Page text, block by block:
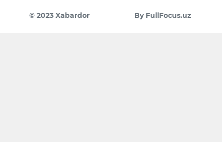
© 2023 Xabardor By FullFocus.uz